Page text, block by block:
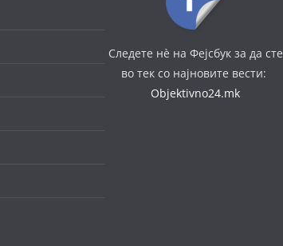
Следете нè на Фејсбук за да сте
во тек со најновите вести:
Objektivno24.mk